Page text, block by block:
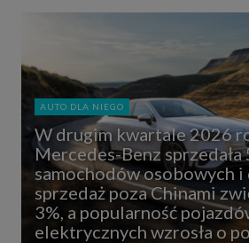
AUTO DLA NIEGO
W drugim kwartale 2026
Mercedes-Benz
samochodów osobowych
sprzedaż poza Chinami
3%, a popularność
elektrycznych wzrosła o